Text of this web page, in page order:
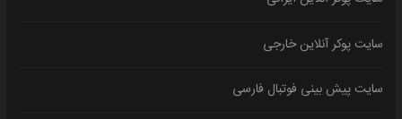
سایت پوکر آنلاین خارجی
سایت پیش بینی فوتبال فارسی